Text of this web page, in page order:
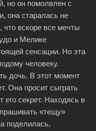
но он помолвлен с
она старалась не
что вскоре все мечты
и Мелике
сенсации. Но эта
человеку.
дочь. В этот момент
Она просит сыграть
его секрет. Находясь в
«тещу»
поделилась,